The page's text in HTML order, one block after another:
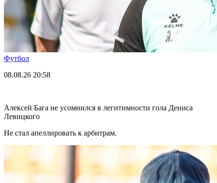
Футбол
08.08.26 20:58
Алексей Бага не усомнился в легитимности гола Дениса
Левицкого
Не стал апеллировать к арбитрам.